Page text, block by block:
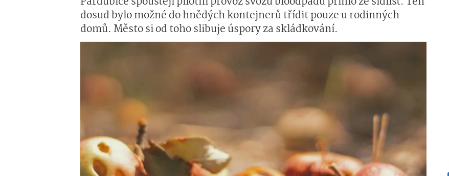
dosud bylo možné do hnědých kontejnerů třídit pouze u rodinných
domů. Město si od toho slibuje úspory za skládkování.